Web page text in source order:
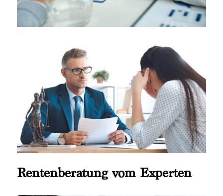
Rentenberatung vom Experten